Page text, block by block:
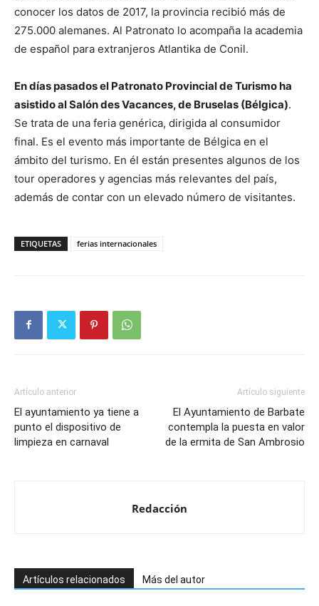
conocer los datos de 2017, la provincia recibió más de
275.000 alemanes. Al Patronato lo acompaña la academia
de español para extranjeros Atlantika de Conil.
En días pasados el Patronato Provincial de Turismo ha
asistido al Salón des Vacances, de Bruselas (Bélgica).
Se trata de una feria genérica, dirigida al consumidor
final. Es el evento más importante de Bélgica en el
ámbito del turismo. En él están presentes algunos de los
tour operadores y agencias más relevantes del país,
además de contar con un elevado número de visitantes.
ETIQUETAS ferias internacionales
Artículo anterior
El ayuntamiento ya tiene a
punto el dispositivo de
limpieza en carnaval
Artículo siguiente
El Ayuntamiento de Barbate
contempla la puesta en valor
de la ermita de San Ambrosio
Redacción
Artículos relacionados Más del autor